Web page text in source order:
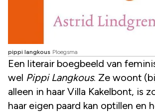
pippi langkous Ploegsma
Een literair boegbeeld van
wel Pippi Langkous. Ze woont
alleen in haar Villa Kakelbont, is
haar eigen paard kan optillen en